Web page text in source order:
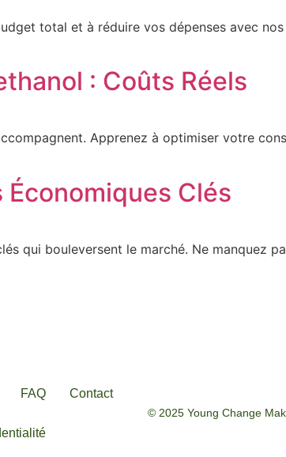
total et à réduire vos dépenses avec
: Coûts Réels
Apprenez à optimiser votre
Économiques Clés
qui bouleversent le marché. Ne manquez
FAQ Contact
© 2025 Young Change